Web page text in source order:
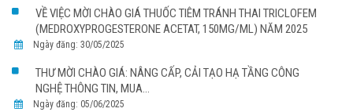
VỀ VIỆC MỜI CHÀO GIÁ THUỐC TIÊM TRÁNH THAI TRICLOFEM
(MEDROXYPROGESTERONE ACETAT, 150MG/ML) NĂM 2025
Ngày đăng: 30/05/2025
THƯ MỜI CHÀO GIÁ: NÂNG CẤP, CẢI TẠO HẠ TẦNG CÔNG
NGHỆ THÔNG TIN, MUA...
Ngày đăng: 05/06/2025